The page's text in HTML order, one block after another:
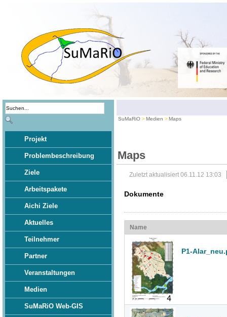
Projekt
Problembeschreibung
Ziele
Arbeitspakete
Aichi Ziele
Aktuelles
Teilnehmer
Partner
Veranstaltungen
Medien
SuMaRiO Web-GIS
SuMaRiO Medien Maps
Maps
Zuletzt aktualisiert 06.11.12 13:03
Dokumente
Name
P1-